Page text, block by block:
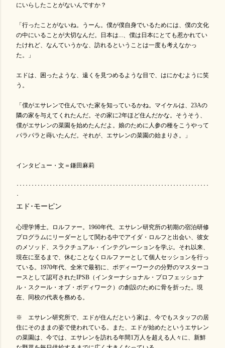
にいらしたことがないんですか？
「行ったことがないね。うーん。僕が僕自身でいるためには、僕の文化
の中にいることが大切なんだ。日本は...、僕は日本にとても惹かれてい
たけれど、なんていうかな、訪れるということは一度も考えなかっ
た。」
エドは、困ったような、遠くを見つめるような目で、はにかむように笑
う。
「僕がエサレンで住んでいた家を知っているかね。マイケルは、23Aの
隣の家を与えてくれたんだ。その家に2年ほど住んだかな。そうそう、
僕がエサレンの菜園を始めたんだよ。娘のために人参の種をこうやって
パラパラと蒔いたんだ。それが、エサレンの菜園の始まりさ。」
インタビュー・文＝鎌田麻莉
････････････････････････････････････････････････････････････････
･
エド･モーピン
心理学博士。ロルファー。1960年代、エサレン研究所の初期の宿泊研修
プログラムにリーダーとして関わる中でアイダ・ロルフと出会い、彼女
のメソッド、スラクチュアル・インテグレーションを学ぶ。それ以来、
現在に至るまで、休むことなくロルファーとして個人セッションを行っ
ている。1970年代、全米で最初に、ボディーワークの分野のマスターコ
ースとして認可されたIPSB（インターナショナル・プロフェッショナ
ル・スクール・オブ・ボディワーク）の創設のために骨を折った。現
在、同校の代表を務める。
※ エサレン研究所で、エドが住んだという家は、今でもスタッフの居
住にそのままの姿で使われている。また、エドが始めたというエサレン
の菜園は、今では、エサレンを訪れる年間1万人を超える人々に、新鮮